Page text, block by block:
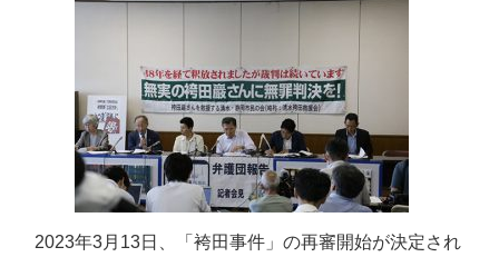
2023年3月13日、「袴田事件」の再審開始が決定され